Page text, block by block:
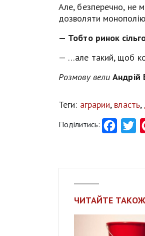
Але, безперечно, не
дозволяти
— Тобто ринок
— …але такий, щоб
Розмову вели
Теги: аграрии, власть,
Поділитись:
ЧИТАЙТЕ ТАКОЖ